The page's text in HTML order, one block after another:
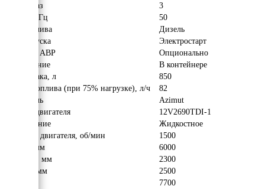
Число фаз
3
Частота, Гц
50
Вид топлива
Дизель
Тип запуска
Электростарт
Наличие АВР
Опционально
Исполнение
В контейнере
Объём бака, л
850
Расход топлива (при 75% нагрузке), л/ч
82
Двигатель
Azimut
Модель двигателя
12V2690TDI-1
Охлаждение
Жидкостное
Обороты двигателя, об/мин
1500
Длина, мм
6000
Ширина, мм
2300
Высота, мм
2500
7700